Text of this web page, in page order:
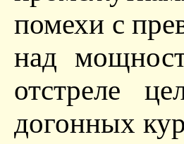
помехи с
над
отстреле
догонных